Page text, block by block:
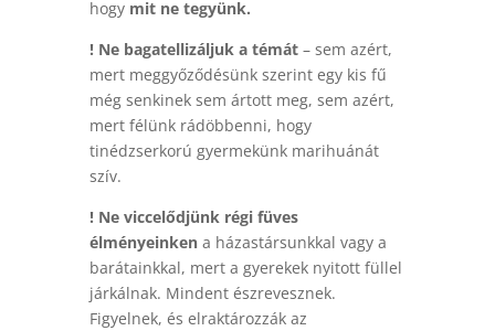
hogy mit ne tegyünk.
! Ne bagatellizáljuk a témát – sem azért,
mert meggyőződésünk szerint egy kis fű
még senkinek sem ártott meg, sem azért,
mert félünk rádöbbenni, hogy
tinédzserkorú gyermekünk marihuánát
szív.
! Ne viccelődjünk régi füves
élményeinkena házastársunkkal vagy a
barátainkkal, mert a gyerekek nyitott füllel
járkálnak. Mindent észrevesznek.
Figyelnek, és elraktározzák az